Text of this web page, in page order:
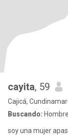
cayita, 59
Cajicá,
Buscando:
soy una mujer